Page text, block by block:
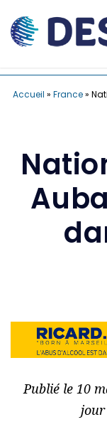
Accueil » France»
Publié le 10
jour